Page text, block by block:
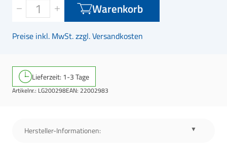
Warenkorb
Preise inkl. MwSt. zzgl. Versandkosten
Lieferzeit: 1-3 Tage
Artikelnr.: LG200298EAN: 22002983
Hersteller-Informationen: